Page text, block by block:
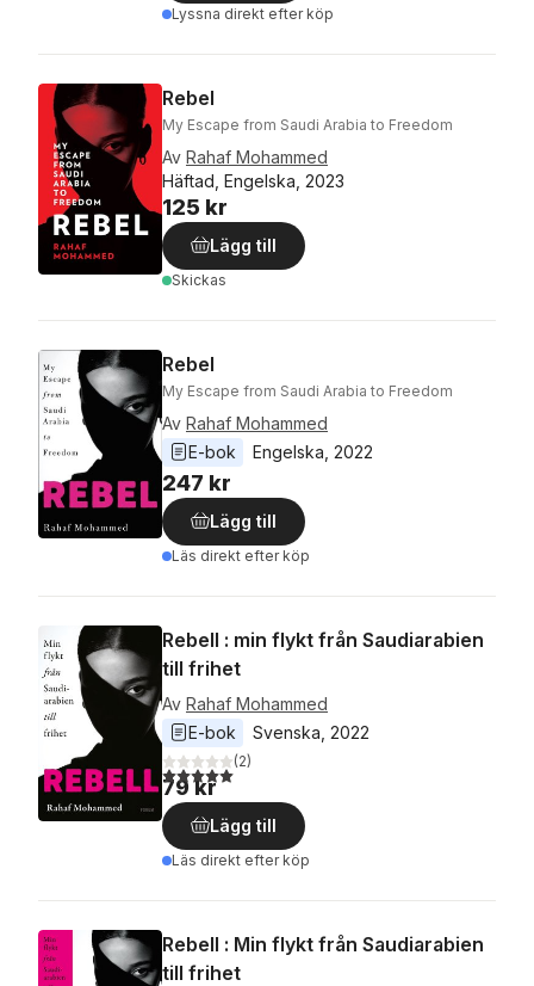
Lyssna direkt efter köp
Rebel
My Escape from Saudi Arabia to Freedom
Av Rahaf Mohammed
Häftad, Engelska, 2023
125 kr
Lägg till
Skickas
Rebel
My Escape from Saudi Arabia to Freedom
Av Rahaf Mohammed
E-bok
Engelska 2022
247 kr
Lägg till
Läs direkt efter köp
Rebell : min flykt från Saudiarabien
till frihet
Av Rahaf Mohammed
E-bok
Svenska 2022
5,0utav 5 stjärnor. Totalt antal röster:
(2)
79 kr
Lägg till
Läs direkt efter köp
Rebell : Min flykt från Saudiarabien
till frihet